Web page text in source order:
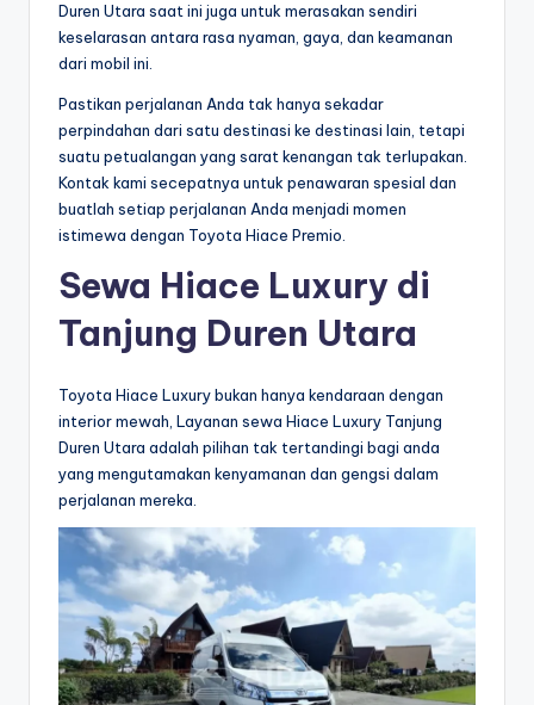
Duren Utara saat ini juga untuk merasakan sendiri
keselarasan antara rasa nyaman, gaya, dan keamanan
dari mobil ini.
Pastikan perjalanan Anda tak hanya sekadar
perpindahan dari satu destinasi ke destinasi lain, tetapi
suatu petualangan yang sarat kenangan tak terlupakan.
Kontak kami secepatnya untuk penawaran spesial dan
buatlah setiap perjalanan Anda menjadi momen
istimewa dengan Toyota Hiace Premio.
Sewa Hiace Luxury di
Tanjung Duren Utara
Toyota Hiace Luxury bukan hanya kendaraan dengan
interior mewah, Layanan sewa Hiace Luxury Tanjung
Duren Utara adalah pilihan tak tertandingi bagi anda
yang mengutamakan kenyamanan dan gengsi dalam
perjalanan mereka.